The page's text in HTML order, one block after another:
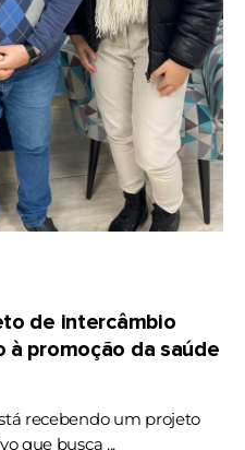
de intercâmbio
promoção da saúde
recebendo um projeto
que busca ...